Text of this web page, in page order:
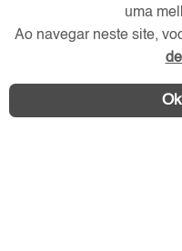
uma
Ao navegar neste site,